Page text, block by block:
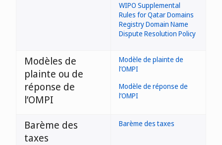
WIPO Supplemental
Rules for Qatar Domains
Registry Domain Name
Dispute Resolution Policy
Modèles de
plainte ou de
réponse de
l’OMPI
Modèle de plainte de
l’OMPI
Modèle de réponse de
l’OMPI
Barème des
taxes
Barème des taxes